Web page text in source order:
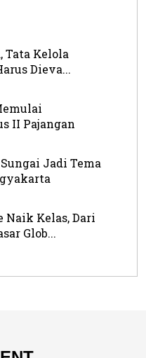
Tata Kelola
Dieva...
II Pajangan
Jadi Tema
Naik Kelas, Dari
Glob...